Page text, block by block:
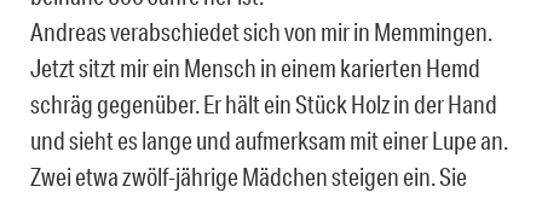
Andreas verabschiedet sich von mir in Memmingen.
Jetzt sitzt mir ein Mensch in einem karierten Hemd
schräg gegenüber. Er hält ein Stück Holz in der Hand
und sieht es lange und aufmerksam mit einer Lupe an.
Zwei etwa zwölf-jährige Mädchen steigen ein. Sie